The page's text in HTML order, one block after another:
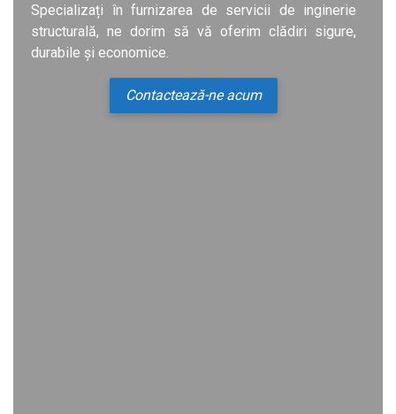
Specializați în furnizarea de servicii de inginerie
structurală, ne dorim să vă oferim clădiri sigure,
durabile și economice.
Contactează-ne acum